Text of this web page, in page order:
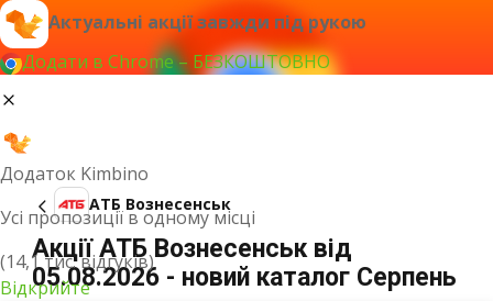
Актуальні акції завжди під рукою
Додати в Chrome – БЕЗКОШТОВНО
Додаток Kimbino
Усі пропозиції в одному місці
(14,1 тис. відгуків)
Відкрийте
АТБ Вознесенськ
Акції АТБ Вознесенськ від
05.08.2026 - новий каталог Серпень